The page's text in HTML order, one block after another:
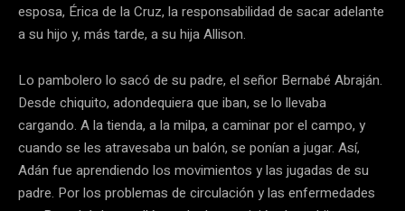
esposa, Érica de la Cruz, la responsabilidad de sacar adelante
a su hijo y, más tarde, a su hija Allison.
Lo pambolero lo sacó de su padre, el señor Bernabé Abraján.
Desde chiquito, adondequiera que iban, se lo llevaba
cargando. A la tienda, a la milpa, a caminar por el campo, y
cuando se les atravesaba un balón, se ponían a jugar. Así,
Adán fue aprendiendo los movimientos y las jugadas de su
padre. Por los problemas de circulación y las enfermedades